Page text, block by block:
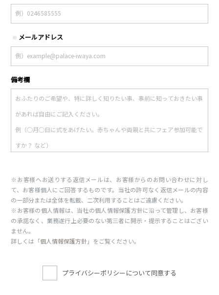
※ メールアドレス
備考欄
※お客様へお送りする返信メールは、お客様からのお問い合わせに対し
て、お客様個人にご回答するものです。当社の許可なく返信メールの内容
の一部分または全体を転載、二次利用することはご遠慮ください。
※お客様の個人情報は、当社の個人情報保護方針に沿って管理し、お客様
の承諾なく、業務遂行上必要のない第三者に開示・提示することはござい
ません。
詳しくは「個人情報保護方針」をご覧ください。
プライバシーポリシーについて同意する